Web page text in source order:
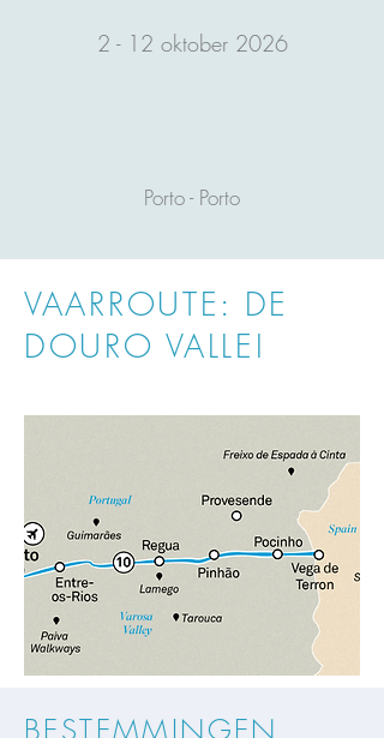
2 - 12 oktober 2026
Porto - Porto
VAARROUTE: DE
DOURO VALLEI
BESTEMMINGEN